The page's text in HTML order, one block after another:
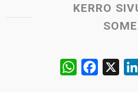
KERRO
W